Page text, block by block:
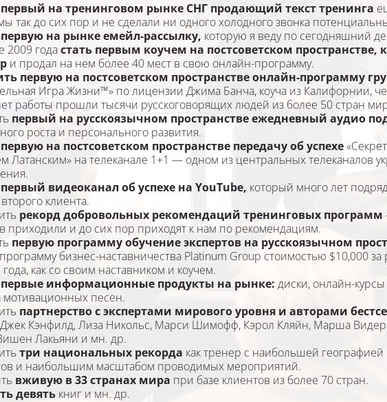
первый на тренинговом рынке СНГ продающий текст тренинга
так до сих пор и не cделали ни одного холодного звонка
первую на рынке емейл-рассылку, которую я веду по сегодняшний
2009 года стать первым коучем на постсоветском пространстве,
и продал на нем более 40 мест в свою онлайн-программу.
первую на постсоветском пространстве онлайн-программу
Игра Жизни™» по лицензии Джима Банча, коуча из Калифорнии,
работы прошли тысячи русскоговорящих людей из более 50 стран
первый на русскоязычном пространстве ежедневный аудио
роста и персонального развития.
первую на постсоветском пространстве передачу об успехе
Латанским» на телеканале 1+1 — одном из центральных телеканалов
первый видеоканал об успехе на YouTube, который много лет
клиента.
рекорд добровольных рекомендаций тренинговых программ
приходили и до сих пор приходят к нам по рекомендациям.
первую программу обучение экспертов на русскоязычном
бизнес-наставничества Platinum Group стоимостью $10,000 за
как со своим наставником и коучем.
первые информационные продукты на рынке: диски, онлайн-
мотивационных песен.
партнерство с экспертами мирового уровня и авторами
Джек Кэнфилд, Лиза Никольс, Марси Шимофф, Кэрол Кляйн, Марша
Лакьяни и мн. др.
три национальных рекорда как тренер с наибольшей
и наибольшим масштабом проводимых мероприятий.
вживую в 33 странах мира при базе клиентов из более 70 стран.
девять книг и мн. др.